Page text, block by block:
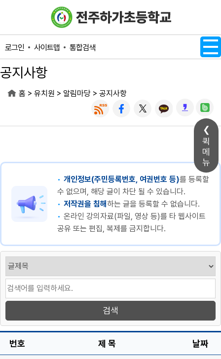
퀵
메
뉴
로그인 사이트맵 통합검색
공지사항
홈 > 유치원 > 알림마당 > 공지사항
개인정보(주민등록번호, 여권번호 등)를 등록할
수 없으며, 해당 글이 차단 될 수 있습니다.
저작권을 침해하는 글을 등록할 수 없습니다.
온라인 강의자료(파일, 영상 등)를 타 웹사이트
공유 또는 편집, 복제를 금지합니다.
번호 제 목 날짜